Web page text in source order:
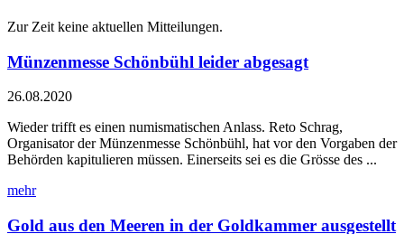
Zur Zeit keine aktuellen Mitteilungen.
Münzenmesse Schönbühl leider abgesagt
26.08.2020
Wieder trifft es einen numismatischen Anlass. Reto Schrag,
Organisator der Münzenmesse Schönbühl, hat vor den Vorgaben der
Behörden kapitulieren müssen. Einerseits sei es die Grösse des ...
mehr
Gold aus den Meeren in der Goldkammer ausgestellt